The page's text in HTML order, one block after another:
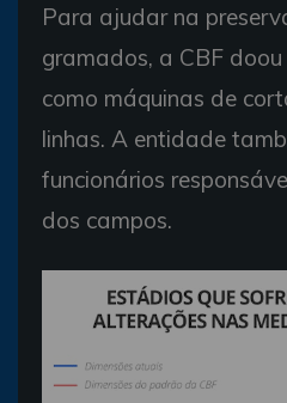
Para ajudar na
gramados, a CBF
como máquinas de
linhas. A entidade
funcionários
dos campos.